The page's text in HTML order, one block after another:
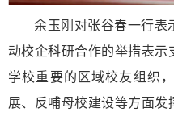
余玉刚对张谷春一行表
动校企科研合作的举措表示
学校重要的区域校友组织
展、反哺母校建设等方面